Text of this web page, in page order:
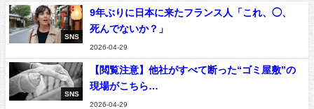
SNS
9年ぶりに日本に来たフランス人「これ、◯、
死んでないか？」
2026-04-29
SNS
【閲覧注意】他社がすべて断った“ゴミ屋敷”の
現場がこちら…
2026-04-29